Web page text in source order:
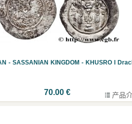
- SASSANIAN KINGDOM - KHUSRO I
70.00 € 产品